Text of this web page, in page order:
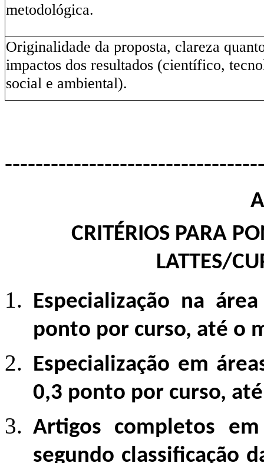
metodológica.
Originalidade da proposta, clareza
impactos dos resultados (científico,
social e ambiental).
------------
CRITÉRIOS PARA
LATTES/
Especialização na
ponto por curso, até o
Especialização em
0,3 ponto por curso,
Artigos completos
segundo classificação